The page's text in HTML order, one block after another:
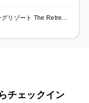
チェックイン